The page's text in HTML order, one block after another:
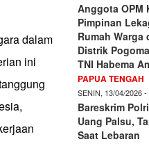
dalam
ini
Anggota OPM
Pimpinan
Rumah Warga
Distrik
TNI Habema
PAPUA TENGAH
SENIN, 13/04/2026 -
Bareskrim
Uang Palsu,
Saat Lebaran